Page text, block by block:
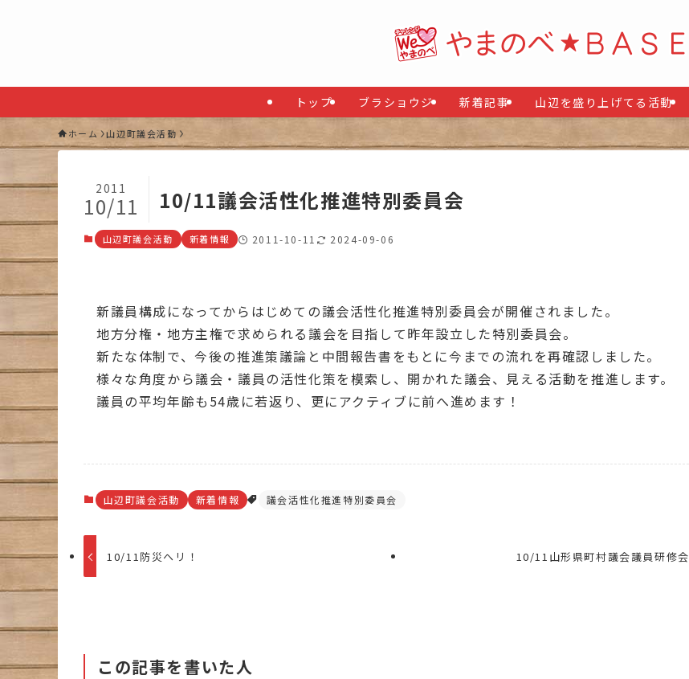
トップ ブラショウジ 新着記事 山辺を盛り上げてる活動
ホーム 山辺町議会活動
10/11議会活性化推進特別委員会
2011
10/11
山辺町議会活動 新着情報 2011-10-11 2024-09-06
新議員構成になってからはじめての議会活性化推進特別委員会が開催されました。
地方分権・地方主権で求められる議会を目指して昨年設立した特別委員会。
新たな体制で、今後の推進策議論と中間報告書をもとに今までの流れを再確認しました。
様々な角度から議会・議員の活性化策を模索し、開かれた議会、見える活動を推進します。
議員の平均年齢も54歳に若返り、更にアクティブに前へ進めます！
山辺町議会活動 新着情報 議会活性化推進特別委員会
10/11防災ヘリ！ 10/11山形県町村議会議員研修会
この記事を書いた人